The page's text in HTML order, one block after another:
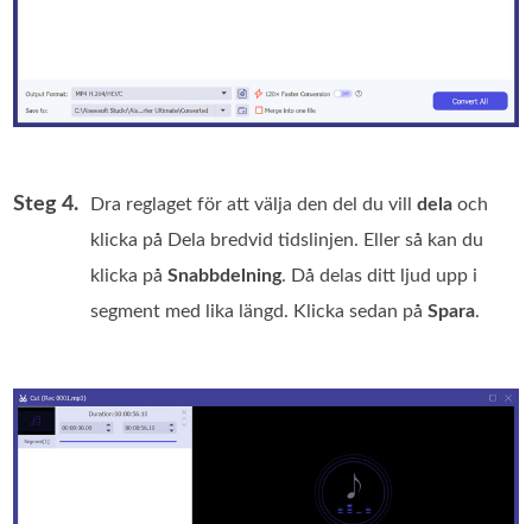
Steg 4. Dra reglaget för att välja den del du villdela och
klicka på Dela bredvid tidslinjen. Eller så kan du
klicka påSnabbdelning. Då delas ditt ljud upp i
segment med lika längd. Klicka sedan påSpara.